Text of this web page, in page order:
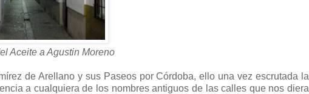
Aceite a Agustin Moreno
de Arellano y sus Paseos por Córdoba, ello una vez escrutada la
a cualquiera de los nombres antiguos de las calles que nos diera